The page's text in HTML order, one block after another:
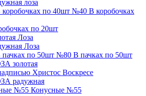
лоза
№40 В коробочках
по 20шт
Лоза
Лоза
№80 В пачках по 50шт
золотая
Христос Воскресе
радужная
Конусные №55